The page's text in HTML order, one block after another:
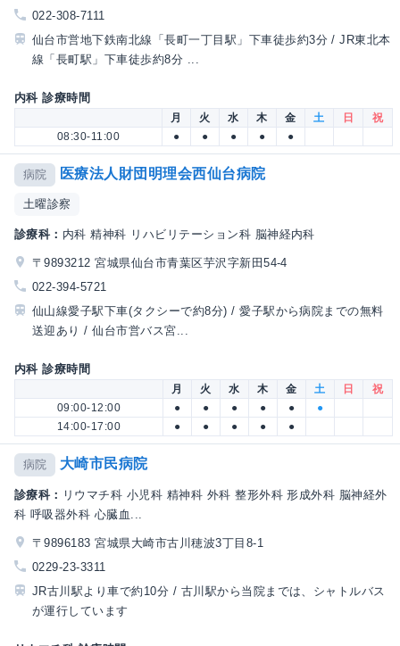
022-308-7111
仙台市営地下鉄南北線「長町一丁目駅」下車徒歩約3分 / JR東北本
線「長町駅」下車徒歩約8分 ...
内科 診療時間
月 火 水 木 金 土 日
祝
08:30-11:00
● ● ● ● ●
病院 医療法人財団明理会西仙台病院
土曜診察
診療科： 内科 精神科 リハビリテーション科 脳神経内科
〒9893212 宮城県仙台市青葉区芋沢字新田54-4
022-394-5721
仙山線愛子駅下車(タクシーで約8分) / 愛子駅から病院までの無料
送迎あり / 仙台市営バス宮...
内科 診療時間
月 火 水 木 金 土 日
祝
09:00-12:00
● ● ● ● ●
●
14:00-17:00
● ● ● ● ●
病院 大崎市民病院
診療科： リウマチ科 小児科 精神科 外科 整形外科 形成外科 脳神経外
科 呼吸器外科 心臓血...
〒9896183 宮城県大崎市古川穂波3丁目8-1
0229-23-3311
JR古川駅より車で約10分 / 古川駅から当院までは、シャトルバス
が運行しています